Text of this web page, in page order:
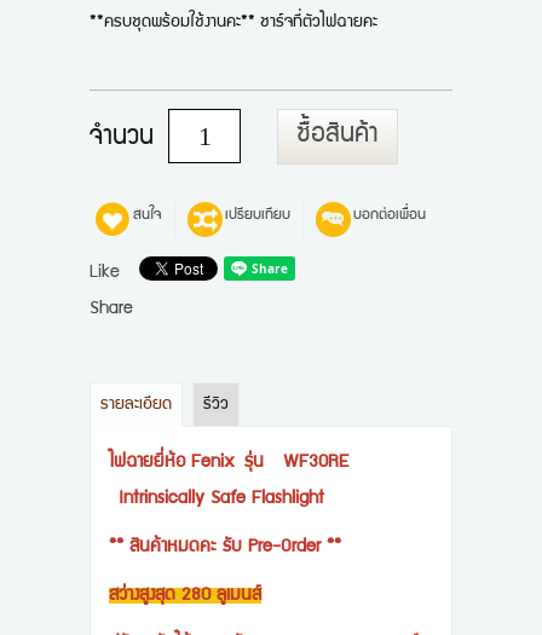
**ครบชุดพร้อมใช้งานคะ** ชาร์จที่ตัวไฟฉายคะ
จำนวน ซื้อสินค้า
สนใจ เปรียบเทียบ บอกต่อเพื่อน
Like
Share
รายละเอียด รีวิว
ไฟฉายยี่ห้อ Fenix รุ่น WF30RE
Intrinsically Safe Flashlight
** สินค้าหมดคะ รับ Pre-Order **
สว่างสูงสุด 280 ลูเมนส์